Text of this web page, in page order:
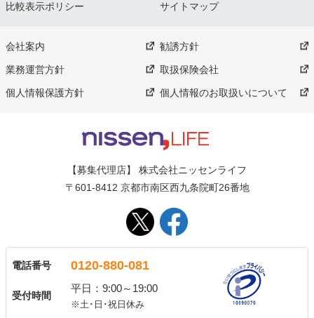
比較表示ポリシー サイトマップ
会社案内 勧誘方針
業務運営方針 取扱保険会社
個人情報保護方針 個人情報のお取扱いについて
【募集代理店】 株式会社ニッセンライフ
〒601-8412 京都市南区西九条院町26番地
電話番号 0120-880-081
受付時間
平日：9:00～19:00
※土･日･祝日休み